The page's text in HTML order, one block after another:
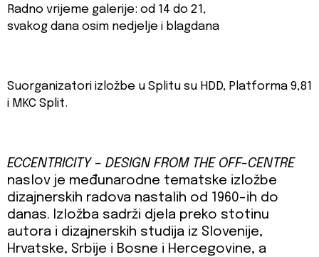
Radno vrijeme galerije: od 14 do 21,
svakog dana osim nedjelje i blagdana
Suorganizatori izložbe u Splitu su HDD, Platforma 9,81
i MKC Split.
ECCENTRICITY – DESIGN FROM THE OFF-CENTRE
naslov je međunarodne tematske izložbe
dizajnerskih radova nastalih od 1960-ih do
danas. Izložba sadrži djela preko stotinu
autora i dizajnerskih studija iz Slovenije,
Hrvatske, Srbije i Bosne i Hercegovine, a